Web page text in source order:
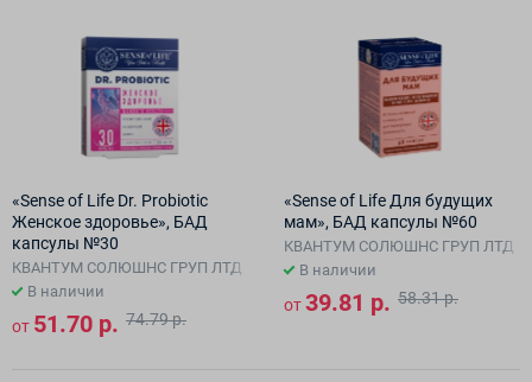
«Sense of Life Dr. Probiotic
Женское здоровье», БАД
капсулы №30
КВАНТУМ СОЛЮШНС ГРУП ЛТД
В наличии
от 51.70 р. 74.79 р.
«Sense of Life Для будущих
мам», БАД капсулы №60
КВАНТУМ СОЛЮШНС ГРУП ЛТД
В наличии
от39.81 р. 58.31 р.